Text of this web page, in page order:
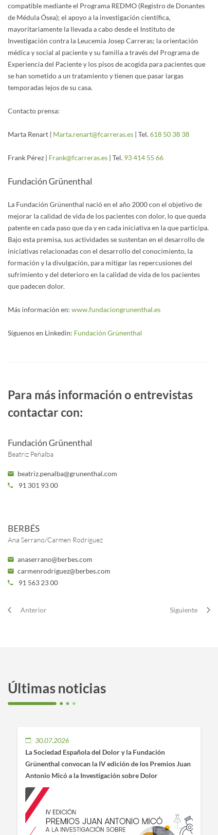
compatible mediante el Programa REDMO (Registro de Donantes
de Médula Ósea); el apoyo a la investigación científica,
mayoritariamente la llevada a cabo desde el Instituto de
Investigación contra la Leucemia Josep Carreras; la orientación
médica y social al paciente y su familia a través del Programa de
Experiencia del Paciente y los pisos de acogida para pacientes que
se han sometido a un tratamiento y tienen que pasar largas
temporadas lejos de su casa.
Contacto prensa:
Marta Renart | Marta.renart@fcarreras.es | Tel.618 50 38 38
Frank Pérez | Frank@fcarreras.es | Tel. 93 414 55 66
Fundación Grünenthal
La Fundación Grünenthal nació en el año 2000 con el objetivo de
mejorar la calidad de vida de los pacientes con dolor, lo que queda
patente en cada paso que da y en cada iniciativa en la que participa.
Bajo esta premisa, sus actividades se sustentan en el desarrollo de
iniciativas relacionadas con el desarrollo del conocimiento, la
formación y la divulgación, para mitigar las repercusiones del
sufrimiento y del deterioro en la calidad de vida de los pacientes
que padecen dolor.
Más información en: www.fundaciongrunenthal.es
Síguenos en Linkedin: Fundación Grünenthal
Para más información o entrevistas
contactar con:
Fundación Grünenthal
Beatriz Peñalba
beatriz.penalba@grunenthal.com
91 301 93 00
BERBÉS
Ana Serrano/Carmen Rodríguez
anaserrano@berbes.com
carmenrodriguez@berbes.com
91 563 23 00
Anterior Siguiente
Últimas noticias
30.07.2026
La Sociedad Española del Dolor y la Fundación
Grünenthal convocan la IV edición de los Premios Juan
Antonio Micó a la Investigación sobre Dolor